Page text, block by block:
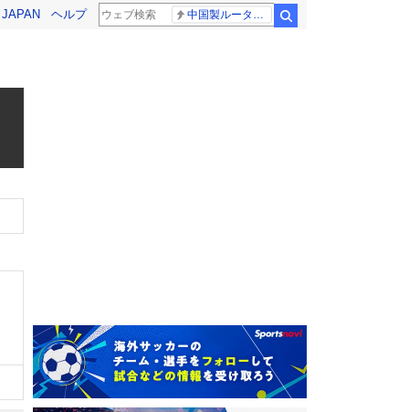
ヘルプ